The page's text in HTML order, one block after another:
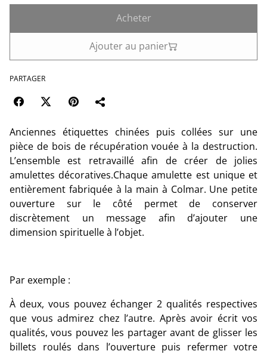
Acheter
Ajouter au panier
PARTAGER
Anciennes étiquettes chinées puis collées sur une
pièce de bois de récupération vouée à la destruction.
L’ensemble est retravaillé afin de créer de jolies
amulettes décoratives.Chaque amulette est unique et
entièrement fabriquée à la main à Colmar. Une petite
ouverture sur le côté permet de conserver
discrètement un message afin d’ajouter une
dimension spirituelle à l’objet.
Par exemple :
À deux, vous pouvez échanger 2 qualités respectives
que vous admirez chez l’autre. Après avoir écrit vos
qualités, vous pouvez les partager avant de glisser les
billets roulés dans l’ouverture puis refermer votre